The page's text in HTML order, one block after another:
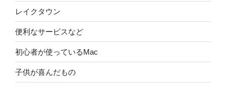
レイクタウン
便利なサービスなど
初心者が使っているMac
子供が喜んだもの